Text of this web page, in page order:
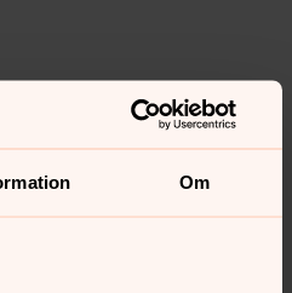
Om
via externa
extern rapporteringskanal.
ska röra en